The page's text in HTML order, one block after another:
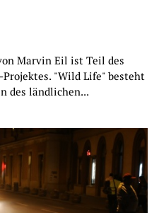
Marvin Eil ist Teil des
"Wild Life" besteht
des ländlichen...